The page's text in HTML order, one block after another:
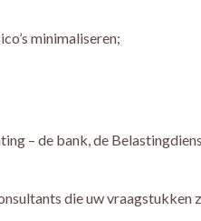
minimaliseren;
– de bank, de
die uw vraagstukken